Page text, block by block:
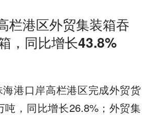
栏港区外贸集装箱吞
，同比增长43.8%
港口岸高栏港区完成外贸货
吨，同比增长26.8%；外贸集